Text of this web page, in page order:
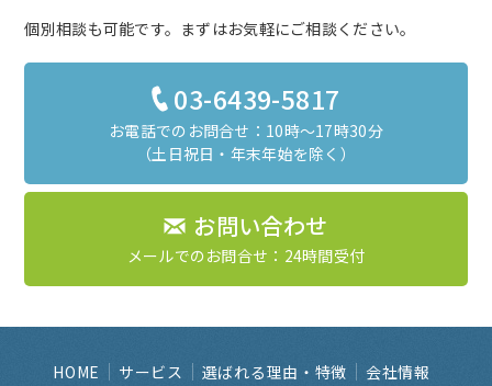
個別相談も可能です。まずはお気軽にご相談ください。
03-6439-5817
お電話でのお問合せ：10時～17時30分
（土日祝日・年末年始を除く）
お問い合わせ
メールでのお問合せ：24時間受付
HOME サービス 選ばれる理由・特徴 会社情報